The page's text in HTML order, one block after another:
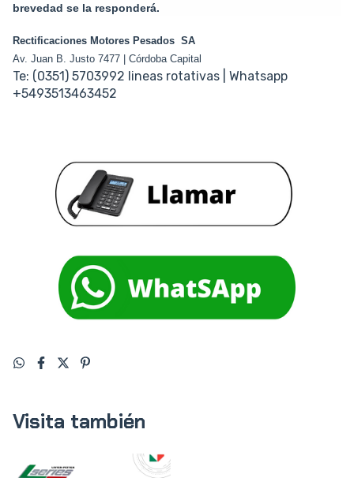
brevedad se la responderá.
Rectificaciones Motores Pesados SA
Av. Juan B. Justo 7477 | Córdoba Capital
Te: (0351) 5703992 lineas rotativas | Whatsapp
+5493513463452
Visita también